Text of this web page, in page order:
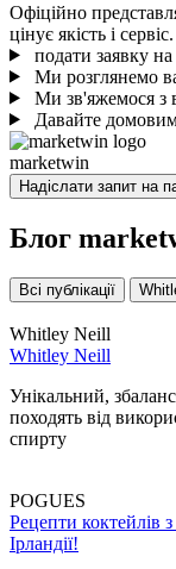
Офіційно
цінує якість і сервіс.
подати заявку
Ми розглянемо
Ми зв'яжемося з
Давайте
marketwin
Надіслати запит на
Блог
Всі публікації
Whitley Neill
Whitley Neill
Унікальний,
походять від
спирту
POGUES
Рецепти коктейлів
Ірландії!